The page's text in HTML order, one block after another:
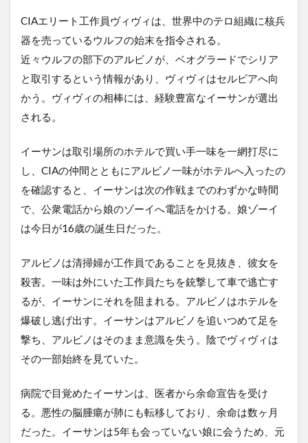
CIAエリート工作員ヴィヴィは、世界中のテロ組織に核兵
器を売っているウルフの始末を指令される。
近々ウルフの部下のアルビノが、ベオグラードでシリア
と取引するという情報があり、ヴィヴィはセルビアへ向
かう。ヴィヴィの相棒には、経験豊富なイーサンが選出
される。
イーサンは取引場所のホテルで買い手一味を一網打尽に
し、CIAの仲間とともにアルビノ一味がホテルへ入ったの
を確認すると、イーサンは次の作戦までのわずかな時間
で、公衆電話から娘のゾーイへ電話をかける。娘ゾーイ
は今日が16歳の誕生日だった。
アルビノは清掃婦が工作員であることを見抜き、彼女を
殺害。一味は外にいた工作員たちを銃撃して車で逃亡す
るが、イーサンにそれを阻まれる。アルビノはホテルを
爆破し逃げ出す。イーサンはアルビノを追いつめて足を
撃ち、アルビノはそのまま意識を失う。陰でヴィヴィは
その一部始終を見ていた。
病院で目覚めたイーサンは、医者から余命宣告を受け
る。悪性の脳腫瘍が肺にも転移しており、余命は数ヶ月
だった。イーサンは5年も会っていない娘に会うため、元